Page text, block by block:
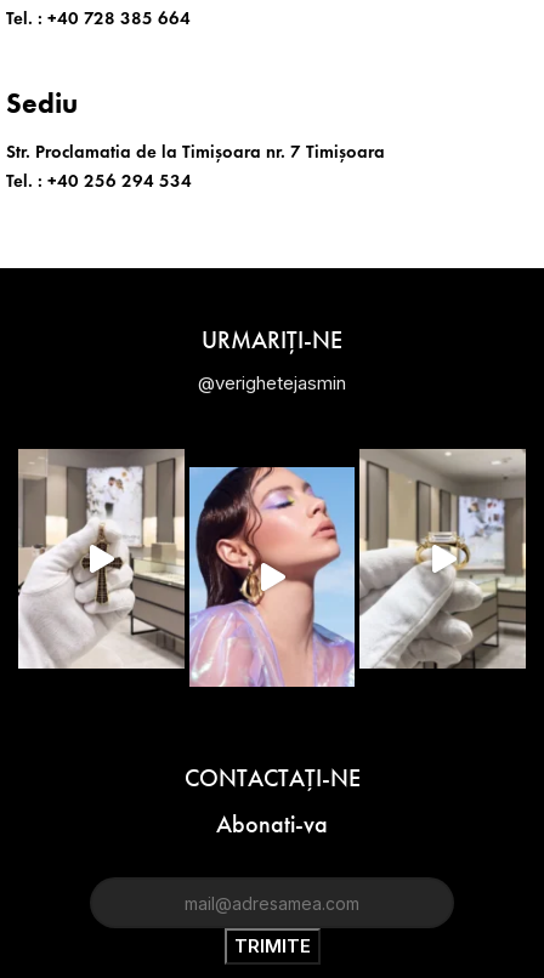
Tel. : +40 728 385 664
Sediu
Str. Proclamatia de la Timișoara nr. 7 Timișoara
Tel. : +40 256 294 534
URMARIȚI-NE
@verighetejasmin
CONTACTAŢI-NE
Abonati-va